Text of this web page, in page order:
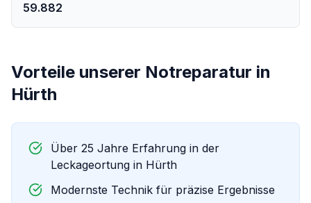
59.882
Vorteile unserer Notreparatur in
Hürth
Über 25 Jahre Erfahrung in der
Leckageortung in Hürth
Modernste Technik für präzise Ergebnisse